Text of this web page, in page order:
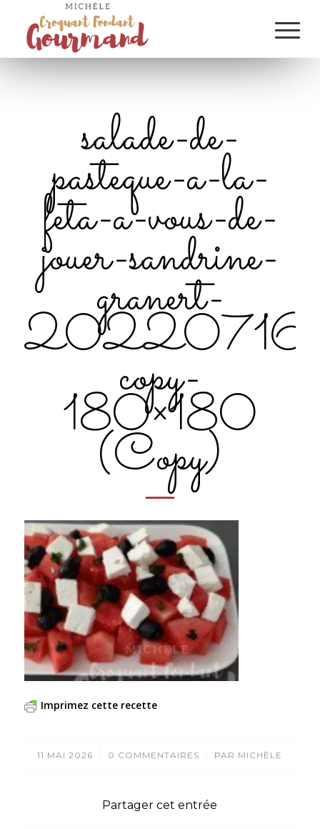
salade-de-
pasteque-a-la-
feta-a-vous-de-
jouer-sandrine-
granert-
copy-
180×180
(Copy)
Imprimez cette recette
11 MAI 2026
/ 0 COMMENTAIRES
/ PAR MICHÈLE
Partager cet entrée